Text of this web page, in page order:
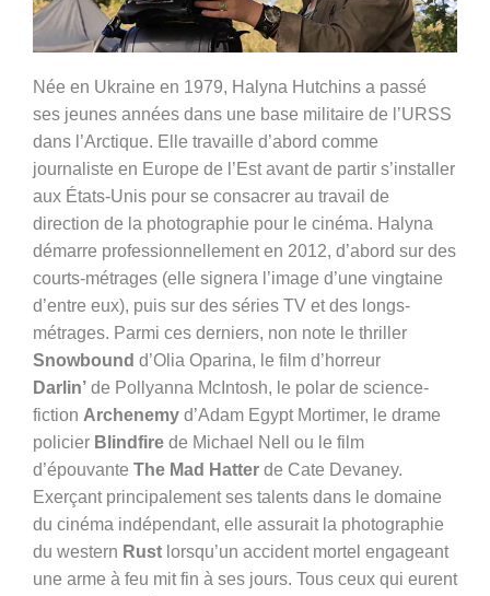
Née en Ukraine en 1979, Halyna Hutchins a passé
ses jeunes années dans une base militaire de l’URSS
dans l’Arctique. Elle travaille d’abord comme
journaliste en Europe de l’Est avant de partir s’installer
aux États-Unis pour se consacrer au travail de
direction de la photographie pour le cinéma. Halyna
démarre professionnellement en 2012, d’abord sur des
courts-métrages (elle signera l’image d’une vingtaine
d’entre eux), puis sur des séries TV et des longs-
métrages. Parmi ces derniers, non note le thriller
Snowbound d’Olia Oparina, le film d’horreur
Darlin’ de Pollyanna McIntosh, le polar de science-
fiction Archenemy d’Adam Egypt Mortimer, le drame
policier Blindfire de Michael Nell ou le film
d’épouvante The Mad Hatter de Cate Devaney.
Exerçant principalement ses talents dans le domaine
du cinéma indépendant, elle assurait la photographie
du western Rust lorsqu’un accident mortel engageant
une arme à feu mit fin à ses jours. Tous ceux qui eurent